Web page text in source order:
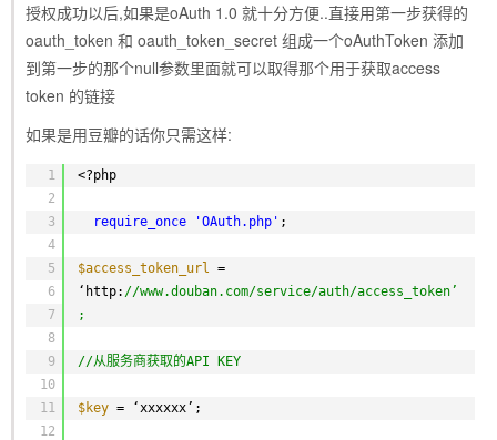
授权成功以后,如果是oAuth 1.0 就十分方便..直接用第一步获得的
oauth_token 和 oauth_token_secret 组成一个oAuthToken 添加
到第一步的那个null参数里面就可以取得那个用于获取access
token 的链接
如果是用豆瓣的话你只需这样:
1
2
3
4
5
6
7
8
9
10
11
12
<?php
require_once 'OAuth.php' ;
$access_token_url =
‘http: //www.douban.com/service/auth/access_token’
;
//从服务商获取的API KEY
$key = ‘xxxxxx’;